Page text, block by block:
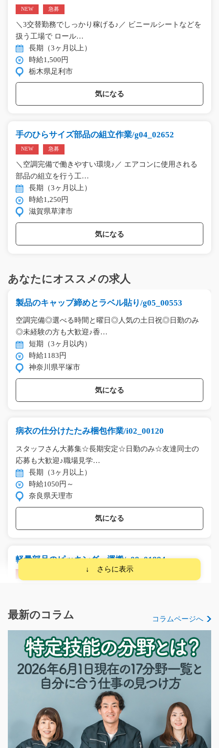
NEW 急募
＼3交替勤務でしっかり稼げる♪／ ビニールシートなどを
扱う工場で ロール…
長期（3ヶ月以上）
時給1,500円
栃木県足利市
気になる
手のひらサイズ部品の組立作業/g04_02652
NEW 急募
＼空調完備で働きやすい環境♪／ エアコンに使用される
部品の組立を行う工…
長期（3ヶ月以上）
時給1,250円
滋賀県草津市
気になる
あなたにオススメの求人
製品のキャップ締めとラベル貼り/g05_00553
空調完備◎選べる時間と曜日◎人気の土日祝◎日勤のみ
◎未経験の方も大歓迎♪香…
短期（3ヶ月以内）
時給1183円
神奈川県平塚市
気になる
病衣の仕分けたたみ梱包作業/i02_00120
スタッフさん大募集☆長期安定☆日勤のみ☆友達同士の
応募も大歓迎♪職場見学…
長期（3ヶ月以上）
時給1050円～
奈良県天理市
気になる
軽量部品のピッキング、運搬/y08_01894
長期（3ヶ月以上）
福岡県北九州市小倉南区
気になる
PC入力や電話対応がメインの一般事務/y01_00724
☆人気の事務案件☆高時給案件です！◎ご不明な点は、
何でも聞いてください！…
最新のコラム コラムページへ